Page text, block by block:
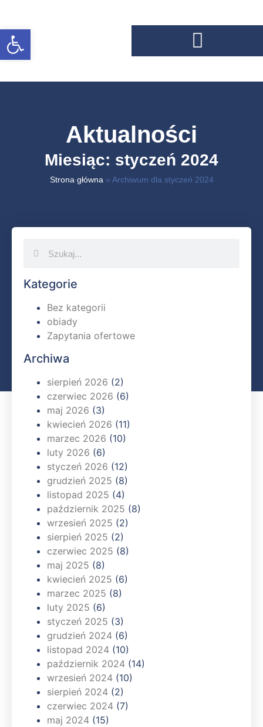
Aktualności
Miesiąc: styczeń 2024
Strona główna» Archiwum dla styczeń 2024
Kategorie
Bez kategorii
obiady
Zapytania ofertowe
Archiwa
sierpień 2026 (2)
czerwiec 2026 (6)
maj 2026 (3)
kwiecień 2026 (11)
marzec 2026 (10)
luty 2026 (6)
styczeń 2026 (12)
grudzień 2025 (8)
listopad 2025 (4)
październik 2025 (8)
wrzesień 2025 (2)
sierpień 2025 (2)
czerwiec 2025 (8)
maj 2025 (8)
kwiecień 2025 (6)
marzec 2025 (8)
luty 2025 (6)
styczeń 2025 (3)
grudzień 2024 (6)
listopad 2024 (10)
październik 2024 (14)
wrzesień 2024 (10)
sierpień 2024 (2)
czerwiec 2024 (7)
maj 2024 (15)
Otwórz pasek narzędzi